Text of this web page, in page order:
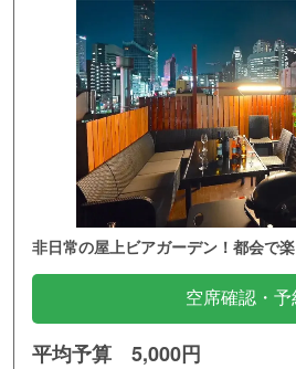
非日常の屋上ビアガーデン！都会で
空席確認・予
平均予算 5,000円